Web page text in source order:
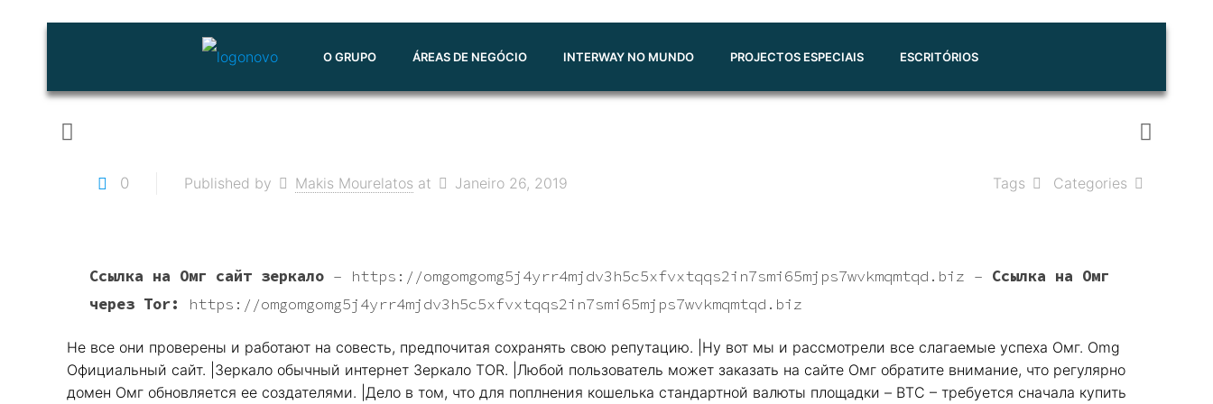
O GRUPO ÁREAS DE NEGÓCIO INTERWAY NO MUNDO PROJECTOS ESPECIAIS ESCRITÓRIOS
0 Published by Makis Mourelatos at Janeiro 26, 2019 Categories
Tags
Ссылка на Омг сайт зеркало – https://omgomgomg5j4yrr4mjdv3h5c5xfvxtqqs2in7smi65mjps7wvkmqmtqd.biz – Ссылка на Омг
через Tor:
https://omgomgomg5j4yrr4mjdv3h5c5xfvxtqqs2in7smi65mjps7wvkmqmtqd.biz
Не все они проверены и работают на совесть, предпочитая сохранять свою репутацию. |Ну вот мы и рассмотрели все слагаемые успеха Омг. Omg
Официальный сайт. |Зеркало обычный интернет Зеркало TOR. |Любой пользователь может заказать на сайте Омг обратите внимание, что регулярно
домен Омг обновляется ее создателями. |Дело в том, что для поплнения кошелька стандартной валюты площадки – BTC – требуется сначала купить